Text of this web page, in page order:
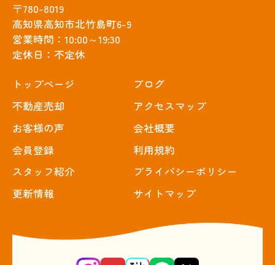
〒780-8019
高知県高知市北竹島町6-9
営業時間：10:00～19:30
定休日：不定休
トップぺージ
不動産売却
お客様の声
会員登録
スタッフ紹介
更新情報
ブログ
アクセスマップ
会社概要
利用規約
プライバシーポリシー
サイトマップ